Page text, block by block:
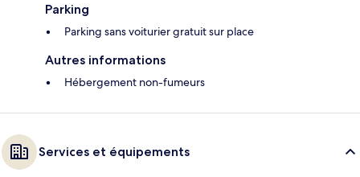
Parking
Parking sans voiturier gratuit sur place
Autres informations
Hébergement non-fumeurs
Services et équipements